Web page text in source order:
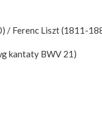
/ Ferenc Liszt (1811-
kantaty BWV 21)